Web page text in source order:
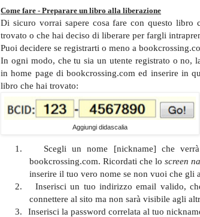
Come fare - Preparare un libro alla liberazione
Di sicuro vorrai sapere cosa fare con questo libro
trovato o che hai deciso di liberare per fargli
Puoi decidere se registrarti o meno a
In ogni modo, che tu sia un utente registrato o no,
in home page di bookcrossing.com ed inserire in
libro che hai trovato:
Aggiungi didascalia
1.
Scegli un nome [nickname] che
bookcrossing.com. Ricordati che loscreen
inserire il tuo vero nome se non vuoi che gli
2.
Inserisci un tuo indirizzo email valido,
connettere al sito ma non sarà visibile agli
3.
Inserisci la password correlata al tuo